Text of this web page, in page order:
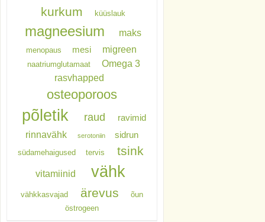
kurkum küüslauk
magneesium maks
menopaus mesi migreen
naatriumglutamaat
Omega 3
rasvhapped
osteoporoos
põletik raud ravimid
rinnavähk serotoniin sidrun
südamehaigused tervis tsink
vitamiinid vähk
vähkkasvajad ärevus
õun
östrogeen